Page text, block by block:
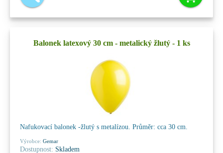
Balonek latexový 30 cm - metalický žlutý - 1 ks
Nafukovací balonek -žlutý s metalízou. Průměr: cca 30 cm.
Výrobce: Gemar
Dostupnost: Skladem